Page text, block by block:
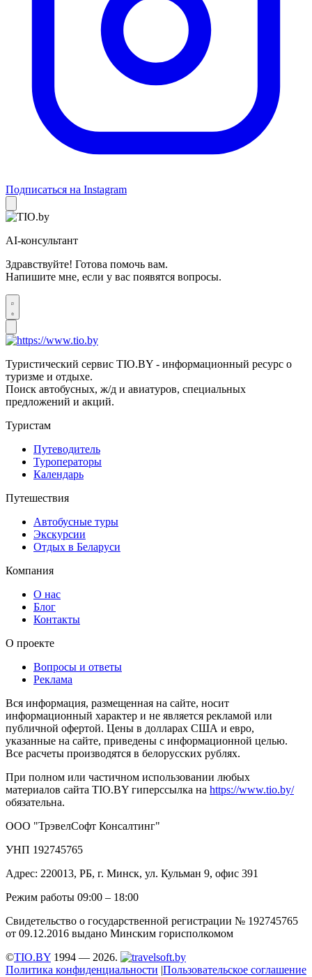
Подписаться на Instagram
AI-консультант
Здравствуйте! Готова помочь вам.
Напишите мне, если у вас появятся вопросы.
Туристический сервис TIO.BY - информационный ресурс о
туризме и отдыхе.
Поиск автобусных, ж/д и авиатуров, специальных
предложений и акций.
Туристам
Путеводитель
Туроператоры
Календарь
Путешествия
Автобусные туры
Экскурсии
Отдых в Беларуси
Компания
О нас
Блог
Контакты
О проекте
Вопросы и ответы
Реклама
Вся информация, размещенная на сайте, носит
информационный характер и не является рекламой или
публичной офертой. Цены в долларах США и евро,
указанные на сайте, приведены с информационной целью.
Все расчеты производятся в белорусских рублях.
При полном или частичном использовании любых
материалов сайта TIO.BY гиперссылка на https://www.tio.by/
обязательна.
ООО "ТрэвелСофт Консалтинг"
УНП 192745765
Адрес: 220013, РБ, г. Минск, ул. Кульман 9, офис 391
Режим работы 09:00 – 18:00
Свидетельство о государственной регистрации № 192745765
от 09.12.2016 выдано Минским горисполкомом
©TIO.BY 1994 — 2026.
Политика конфиденциальности |Пользовательское соглашение